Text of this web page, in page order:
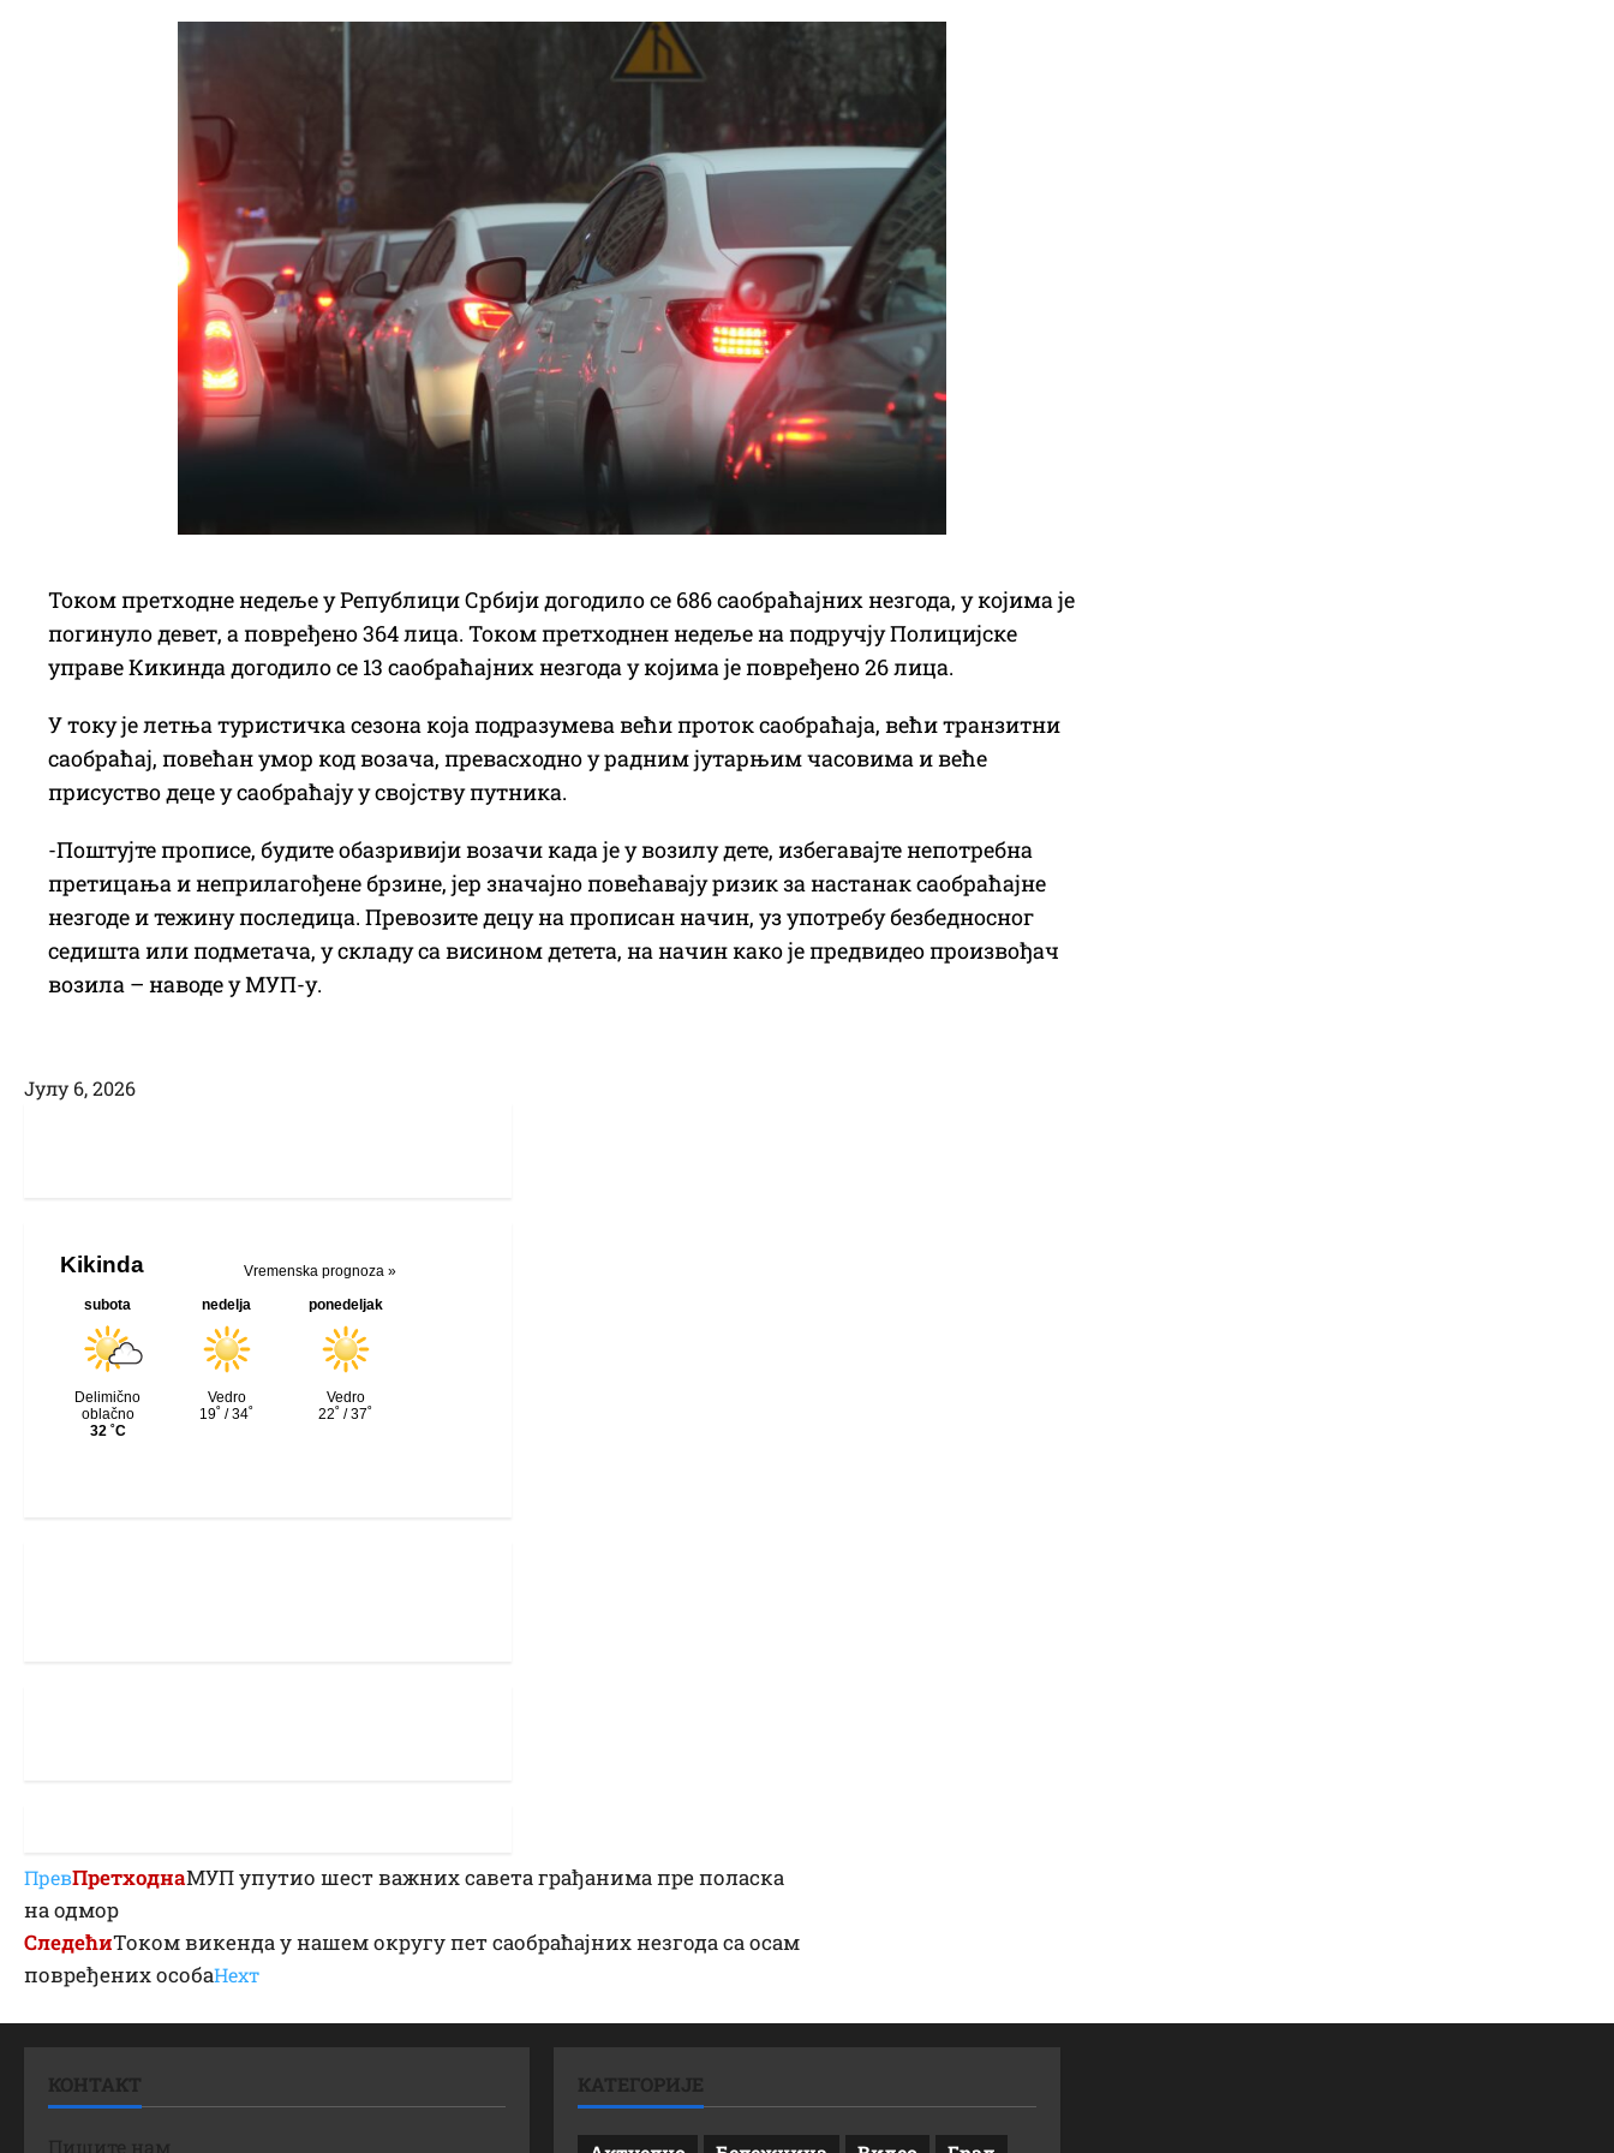
Током претходне недеље у Републици Србији догодило се 686 саобраћајних незгода, у којима је
погинуло девет, а повређено 364 лица. Током претходнен недеље на подручју Полицијске
управе Кикинда догодило се 13 саобраћајних незгода у којима је повређено 26 лица.
У току је летња туристичка сезона која подразумева већи проток саобраћаја, већи транзитни
саобраћај, повећан умор код возача, превасходно у радним јутарњим часовима и веће
присуство деце у саобраћају у својству путника.
-Поштујте прописе, будите обазривији возачи када је у возилу дете, избегавајте непотребна
претицања и неприлагођене брзине, јер значајно повећавају ризик за настанак саобраћајне
незгоде и тежину последица. Превозите децу на прописан начин, уз употребу безбедносног
седишта или подметача, у складу са висином детета, на начин како је предвидео произвођач
возила – наводе у МУП-у.
Јулy 6, 2026
ПревПретходнаМУП упутио шест важних савета грађанима пре поласка
на одмор
СледећиТоком викенда у нашем округу пет саобраћајних незгода са осам
повређених особаНеxт
КОНТАКТ
Пишите нам
КАТЕГОРИЈЕ